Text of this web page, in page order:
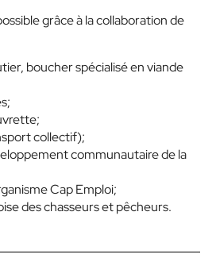
grâce à la collaboration de
boucher spécialisé en viande
collectif);
communautaire de la
Cap Emploi;
des chasseurs et pêcheurs.